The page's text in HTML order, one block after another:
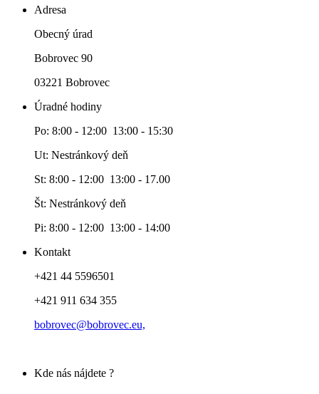
Adresa
Obecný úrad
Bobrovec 90
03221 Bobrovec
Úradné hodiny
Po: 8:00 - 12:00 13:00 - 15:30
Ut: Nestránkový deň
St: 8:00 - 12:00 13:00 - 17.00
Št: Nestránkový deň
Pi: 8:00 - 12:00 13:00 - 14:00
Kontakt
+421 44 5596501
+421 911 634 355
bobrovec@bobrovec.eu,
Kde nás nájdete ?